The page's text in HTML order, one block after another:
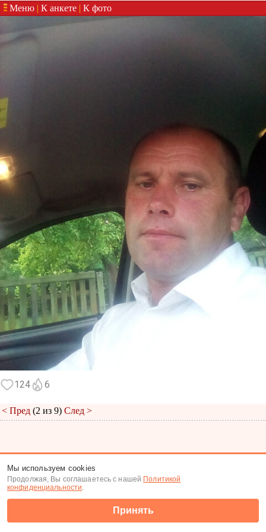
Меню | К анкете | К фото
124 6
< Пред (2 из 9) След >
(c) Tabor.ru 2026
Мы используем cookies
Продолжая, Вы соглашаетесь с нашей Политикой
конфиденциальности.
Принять